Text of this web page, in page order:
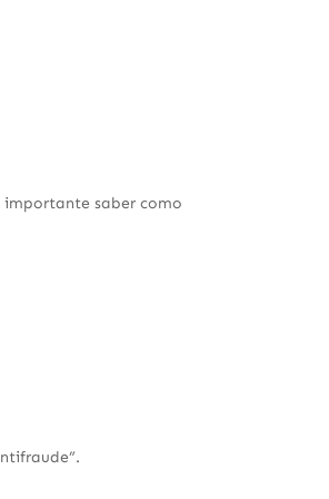
importante saber como